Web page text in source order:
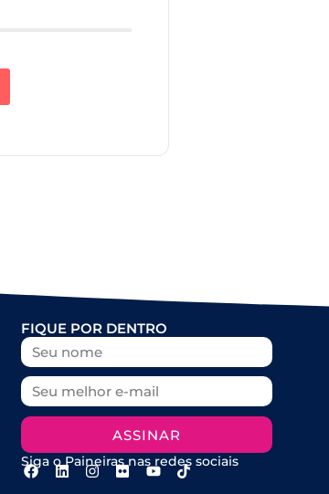
FIQUE POR DENTRO
ASSINAR
Siga o Paineiras nas redes sociais